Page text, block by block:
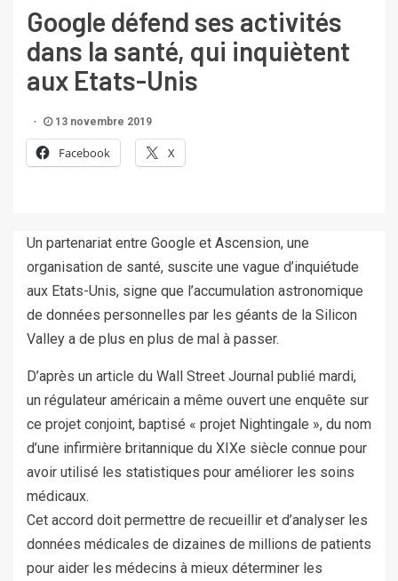
Google défend ses activités
dans la santé, qui inquiètent
aux Etats-Unis
13 novembre 2019
Facebook X
Un partenariat entre Google et Ascension, une
organisation de santé, suscite une vague d’inquiétude
aux Etats-Unis, signe que l’accumulation astronomique
de données personnelles par les géants de la Silicon
Valley a de plus en plus de mal à passer.
D’après un article du Wall Street Journal publié mardi,
un régulateur américain a même ouvert une enquête sur
ce projet conjoint, baptisé « projet Nightingale », du nom
d’une infirmière britannique du XIXe siècle connue pour
avoir utilisé les statistiques pour améliorer les soins
médicaux.
Cet accord doit permettre de recueillir et d’analyser les
données médicales de dizaines de millions de patients
pour aider les médecins à mieux déterminer les